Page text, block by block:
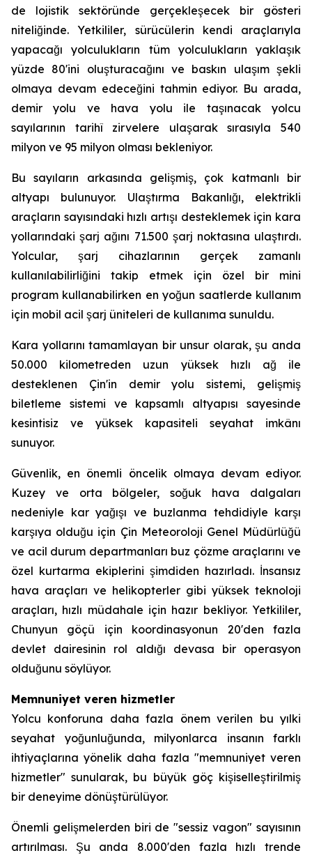
de lojistik sektöründe gerçekleşecek bir gösteri
niteliğinde. Yetkililer, sürücülerin kendi araçlarıyla
yapacağı yolculukların tüm yolculukların yaklaşık
yüzde 80'ini oluşturacağını ve baskın ulaşım şekli
olmaya devam edeceğini tahmin ediyor. Bu arada,
demir yolu ve hava yolu ile taşınacak yolcu
sayılarının tarihî zirvelere ulaşarak sırasıyla 540
milyon ve 95 milyon olması bekleniyor.
Bu sayıların arkasında gelişmiş, çok katmanlı bir
altyapı bulunuyor. Ulaştırma Bakanlığı, elektrikli
araçların sayısındaki hızlı artışı desteklemek için kara
yollarındaki şarj ağını 71.500 şarj noktasına ulaştırdı.
Yolcular, şarj cihazlarının gerçek zamanlı
kullanılabilirliğini takip etmek için özel bir mini
program kullanabilirken en yoğun saatlerde kullanım
için mobil acil şarj üniteleri de kullanıma sunuldu.
Kara yollarını tamamlayan bir unsur olarak, şu anda
50.000 kilometreden uzun yüksek hızlı ağ ile
desteklenen Çin'in demir yolu sistemi, gelişmiş
biletleme sistemi ve kapsamlı altyapısı sayesinde
kesintisiz ve yüksek kapasiteli seyahat imkânı
sunuyor.
Güvenlik, en önemli öncelik olmaya devam ediyor.
Kuzey ve orta bölgeler, soğuk hava dalgaları
nedeniyle kar yağışı ve buzlanma tehdidiyle karşı
karşıya olduğu için Çin Meteoroloji Genel Müdürlüğü
ve acil durum departmanları buz çözme araçlarını ve
özel kurtarma ekiplerini şimdiden hazırladı. İnsansız
hava araçları ve helikopterler gibi yüksek teknoloji
araçları, hızlı müdahale için hazır bekliyor. Yetkililer,
Chunyun göçü için koordinasyonun 20'den fazla
devlet dairesinin rol aldığı devasa bir operasyon
olduğunu söylüyor.
Memnuniyet veren hizmetler
Yolcu konforuna daha fazla önem verilen bu yılki
seyahat yoğunluğunda, milyonlarca insanın farklı
ihtiyaçlarına yönelik daha fazla "memnuniyet veren
hizmetler" sunularak, bu büyük göç kişiselleştirilmiş
bir deneyime dönüştürülüyor.
Önemli gelişmelerden biri de "sessiz vagon" sayısının
artırılması. Şu anda 8.000'den fazla hızlı trende